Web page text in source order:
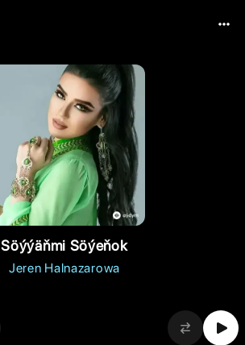
Söýýäňmi Söýeňok
Jeren Halnazarowa